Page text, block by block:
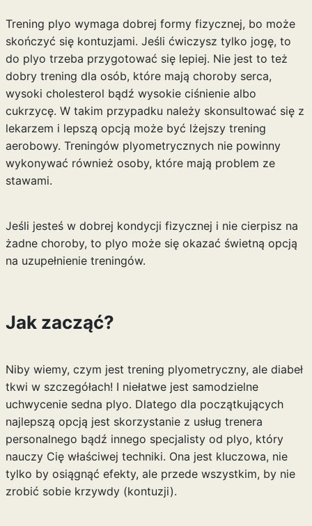
Trening plyo wymaga dobrej formy fizycznej, bo może
skończyć się kontuzjami. Jeśli ćwiczysz tylko jogę, to
do plyo trzeba przygotować się lepiej. Nie jest to też
dobry trening dla osób, które mają choroby serca,
wysoki cholesterol bądź wysokie ciśnienie albo
cukrzycę. W takim przypadku należy skonsultować się z
lekarzem i lepszą opcją może być lżejszy trening
aerobowy. Treningów plyometrycznych nie powinny
wykonywać również osoby, które mają problem ze
stawami.
Jeśli jesteś w dobrej kondycji fizycznej i nie cierpisz na
żadne choroby, to plyo może się okazać świetną opcją
na uzupełnienie treningów.
Jak zacząć?
Niby wiemy, czym jest trening plyometryczny, ale diabeł
tkwi w szczegółach! I niełatwe jest samodzielne
uchwycenie sedna plyo. Dlatego dla początkujących
najlepszą opcją jest skorzystanie z usług trenera
personalnego bądź innego specjalisty od plyo, który
nauczy Cię właściwej techniki. Ona jest kluczowa, nie
tylko by osiągnąć efekty, ale przede wszystkim, by nie
zrobić sobie krzywdy (kontuzji).